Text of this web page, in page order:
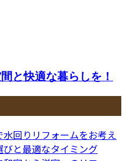
と快適な暮らしを！
回りリフォームをお考え
と最適なタイミング